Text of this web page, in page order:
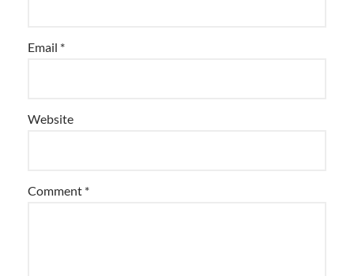
Email *
Website
Comment *